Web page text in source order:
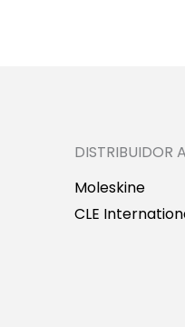
DISTRIBUIDOR
Moleskine
CLE